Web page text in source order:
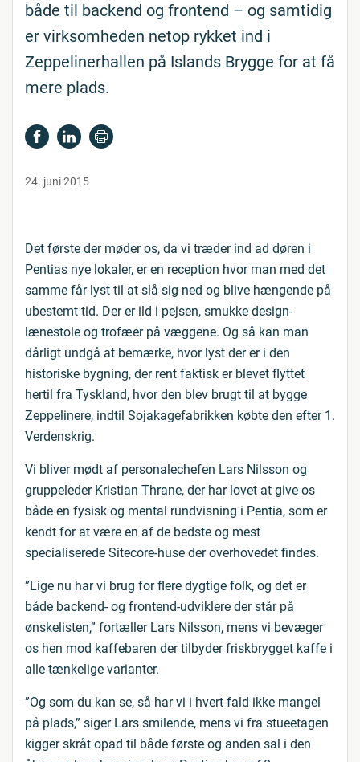
både til backend og frontend – og samtidig
er virksomheden netop rykket ind i
Zeppelinerhallen på Islands Brygge for at få
mere plads.
24. juni 2015
Det første der møder os, da vi træder ind ad døren i
Pentias nye lokaler, er en reception hvor man med det
samme får lyst til at slå sig ned og blive hængende på
ubestemt tid. Der er ild i pejsen, smukke design-
lænestole og trofæer på væggene. Og så kan man
dårligt undgå at bemærke, hvor lyst der er i den
historiske bygning, der rent faktisk er blevet flyttet
hertil fra Tyskland, hvor den blev brugt til at bygge
Zeppelinere, indtil Sojakagefabrikken købte den efter 1.
Verdenskrig.
Vi bliver mødt af personalechefen Lars Nilsson og
gruppeleder Kristian Thrane, der har lovet at give os
både en fysisk og mental rundvisning i Pentia, som er
kendt for at være en af de bedste og mest
specialiserede Sitecore-huse der overhovedet findes.
”Lige nu har vi brug for flere dygtige folk, og det er
både backend- og frontend-udviklere der står på
ønskelisten,” fortæller Lars Nilsson, mens vi bevæger
os hen mod kaffebaren der tilbyder friskbrygget kaffe i
alle tænkelige varianter.
”Og som du kan se, så har vi i hvert fald ikke mangel
på plads,” siger Lars smilende, mens vi fra stueetagen
kigger skråt opad til både første og anden sal i den